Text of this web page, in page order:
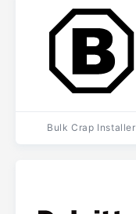
Bulk Crap Installer